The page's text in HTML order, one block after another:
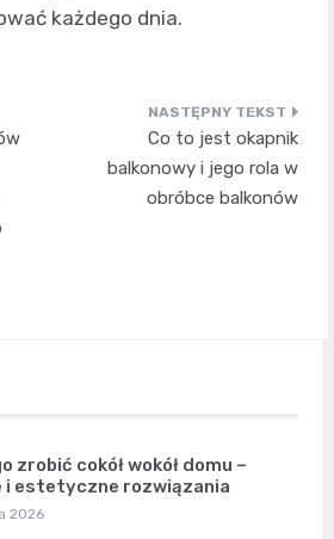
każdego dnia.
Co to jest okapnik
balkonowy i jego rola w
obróbce balkonów
zrobić cokół wokół domu –
i estetyczne rozwiązania
2026